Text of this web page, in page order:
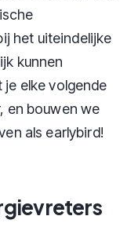
het uiteindelijke
kunnen
elke volgende
en bouwen we
als earlybird!